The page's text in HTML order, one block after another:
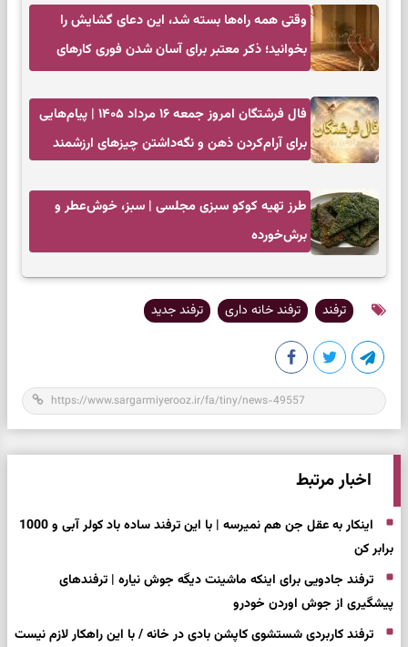
وقتی همه راه‌ها بسته شد، این دعای گشایش را
بخوانید؛ ذکر معتبر برای آسان شدن فوری کارهای
فال فرشتگان امروز جمعه ۱۶ مرداد ۱۴۰۵ | پیام‌هایی
برای آرام‌کردن ذهن و نگه‌داشتن چیزهای ارزشمند
طرز تهیه کوکو سبزی مجلسی | سبز، خوش‌عطر و
برش‌خورده
ترفند ترفند خانه داری ترفند جدید
اخبار مرتبط
اینکار به عقل جن هم نمیرسه | با این ترفند ساده باد کولر آبی و 1000
برابر کن
ترفند جادویی برای اینکه ماشینت دیگه جوش نیاره | ترفندهای
پیشگیری از جوش اوردن خودرو
ترفند کاربردی شستشوی کاپشن بادی در خانه / با این راهکار لازم نیست